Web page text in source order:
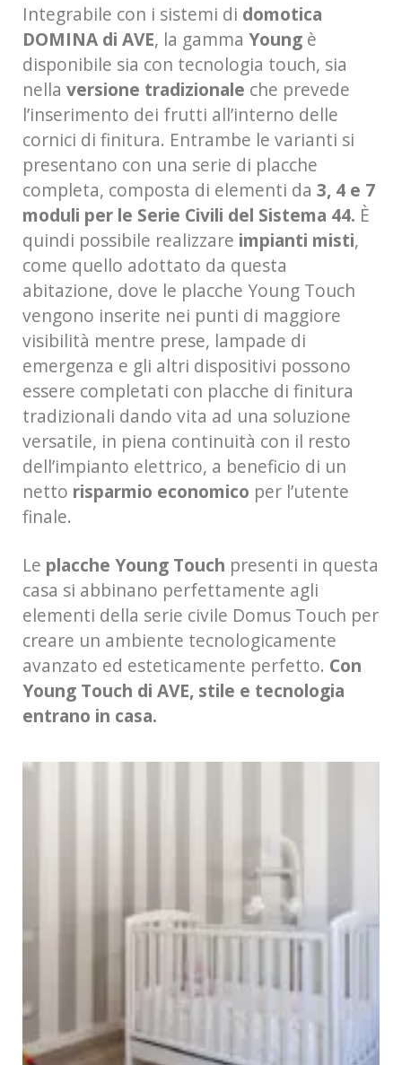
Integrabile con i sistemi di domotica
DOMINA di AVE, la gamma Young è
disponibile sia con tecnologia touch, sia
nella versione tradizionale che prevede
l’inserimento dei frutti all’interno delle
cornici di finitura. Entrambe le varianti si
presentano con una serie di placche
completa, composta di elementi da 3, 4 e 7
moduli per le Serie Civili del Sistema 44. È
quindi possibile realizzare impianti misti,
come quello adottato da questa
abitazione, dove le placche Young Touch
vengono inserite nei punti di maggiore
visibilità mentre prese, lampade di
emergenza e gli altri dispositivi possono
essere completati con placche di finitura
tradizionali dando vita ad una soluzione
versatile, in piena continuità con il resto
dell’impianto elettrico, a beneficio di un
netto risparmio economico per l’utente
finale.
Le placche Young Touch presenti in questa
casa si abbinano perfettamente agli
elementi della serie civile Domus Touch per
creare un ambiente tecnologicamente
avanzato ed esteticamente perfetto. Con
Young Touch di AVE, stile e tecnologia
entrano in casa.